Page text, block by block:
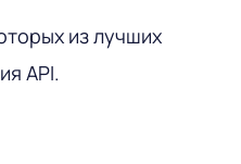
из лучших
API.